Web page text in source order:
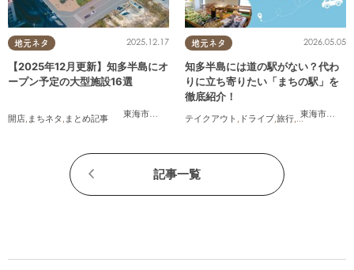
地元ネタ
東海市
,大府市 知多市,東浦町 常滑市, 武豊町
2025.12.17
【2025年12月更新】知多半島にオ
ープン予定の大型施設16選
開店 まちネタ まとめ記事
地元ネタ
東海市
,武豊
2026.05.05
知多半島には道の駅がない？代わ
りに立ち寄りたい「まちの駅」を
徹底紹介！
テイクアウト ドライブ 旅行 観光,自然
記事一覧